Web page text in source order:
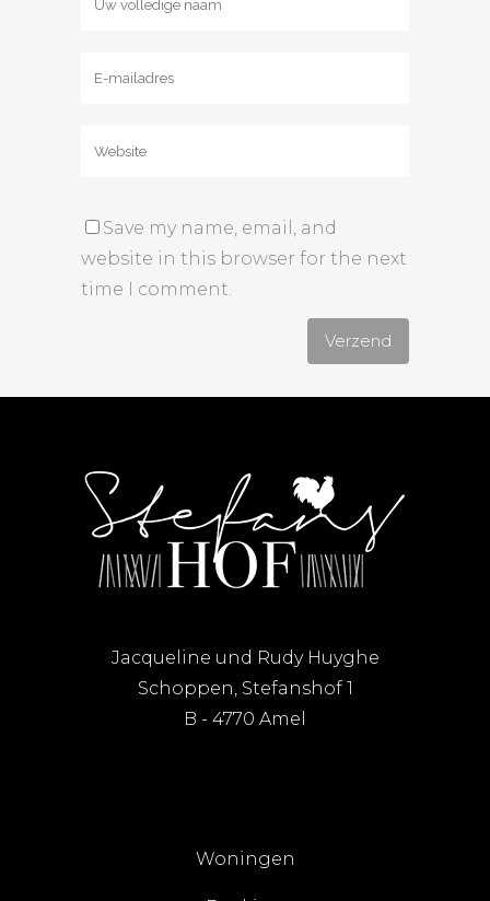
Save my name, email, and
website in this browser for the next
time I comment.
Jacqueline und Rudy Huyghe
Schoppen, Stefanshof 1
B - 4770 Amel
Woningen